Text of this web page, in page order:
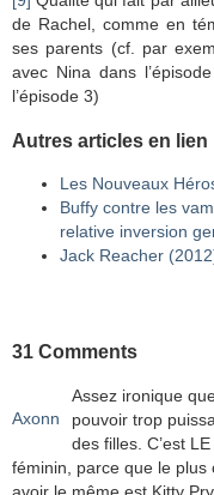
de Rachel, comme en
ses parents (cf. par
avec Nina dans
l’épisode 3)
Autres articles en lien
Les Nouveaux
Buffy contre les
relative inversion
Jack Reacher
31 Comments
Axonn
Assez ironique
pouvoir trop
des filles. C’est
féminin, parce que le plus
avoir le même est Kitty